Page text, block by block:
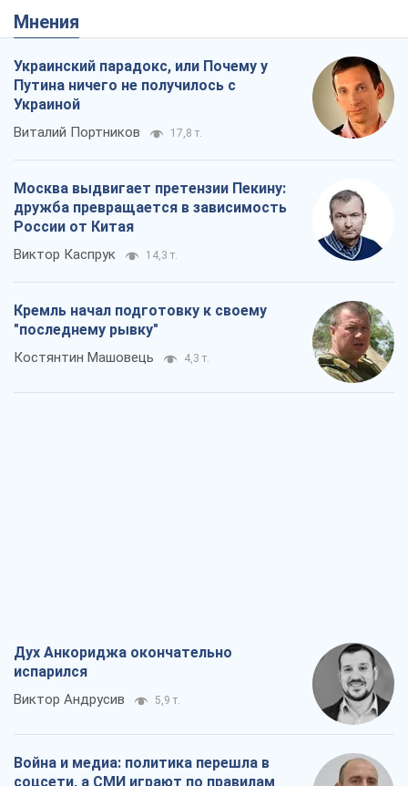
Мнения
Украинский парадокс, или Почему у
Путина ничего не получилось с
Украиной
Виталий Портников 17,8 т.
Москва выдвигает претензии Пекину:
дружба превращается в зависимость
России от Китая
Виктор Каспрук 14,3 т.
Кремль начал подготовку к своему
"последнему рывку"
Костянтин Машовець 4,3 т.
Дух Анкориджа окончательно
испарился
Виктор Андрусив 5,9 т.
Война и медиа: политика перешла в
соцсети, а СМИ играют по правилам